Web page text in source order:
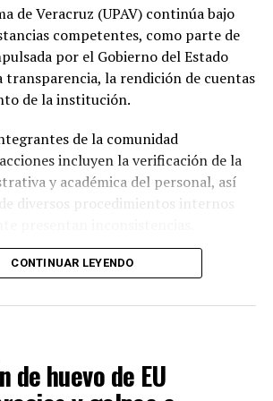
y proyectos que contribuyan al
y al bienestar de las familias
y agradeció a la gobernadora del
a personal directivo de la CFE por la
institucional para impulsar
acciones en beneficio del municipio.
de Veracruz (UPAV) continúa bajo
competentes, como parte de
por el Gobierno del Estado
la rendición de cuentas
de la institución.
de la comunidad
incluyen la verificación de la
y académica del personal, así
diversos procedimientos internos
que son objeto de análisis se
casos de docentes con asignaciones
centros de estudio, la
académica de directivos,
de calificaciones, denuncias por
relacionados con
de titulación, así como la
CONTINUAR LEYENDO
de huevo de EU